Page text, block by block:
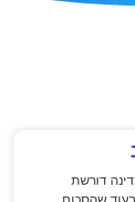
דורשת
שהסכום